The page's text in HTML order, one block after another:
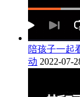
陪孩子一起
动 2022-07-